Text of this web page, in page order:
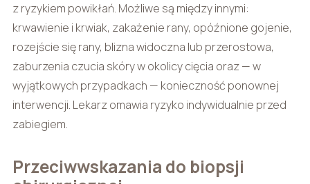
z ryzykiem powikłań. Możliwe są między innymi:
krwawienie i krwiak, zakażenie rany, opóźnione gojenie,
rozejście się rany, blizna widoczna lub przerostowa,
zaburzenia czucia skóry w okolicy cięcia oraz — w
wyjątkowych przypadkach — konieczność ponownej
interwencji. Lekarz omawia ryzyko indywidualnie przed
zabiegiem.
Przeciwwskazania do biopsji